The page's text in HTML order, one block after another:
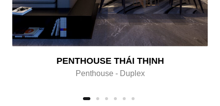
PENTHOUSE THÁI THỊNH
Penthouse - Duplex